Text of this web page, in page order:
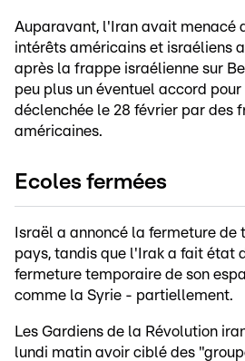
Auparavant, l'Iran avait menacé
intérêts américains et israéliens
après la frappe israélienne sur
peu plus un éventuel accord
déclenchée le 28 février par des
américaines.
Ecoles fermées
Israël a annoncé la fermeture de
pays, tandis que l'Irak a fait état
fermeture temporaire de son
comme la Syrie - partiellement.
Les Gardiens de la Révolution
lundi matin avoir ciblé des